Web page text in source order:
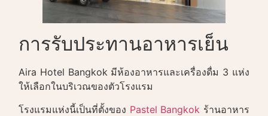
การรับประทานอาหารเย็น
Aira Hotel Bangkok มีห้องอาหารและเครื่องดื่ม 3 แห่ง
ให้เลือกในบริเวณของตัวโรงแรม
โรงแรมแห่งนี้เป็นที่ตั้งของ Pastel Bangkok ร้านอาหาร